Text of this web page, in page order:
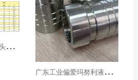
E
CL和ECS是什么接头，用于什么胶管或管件
广
东工业偏爱玛努利液压产品的五大原因（代理深度分析）